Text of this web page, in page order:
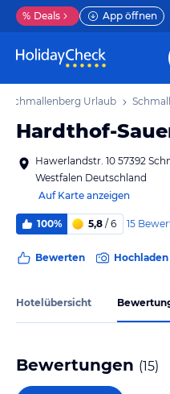
% Deals App öffnen
Schmallenberg Urlaub
Hardthof-
Hawerlandstr. 10 57392
Westfalen Deutschland
Auf Karte anzeigen
100% 5,8 / 6 15
Bewerten Hochladen
Hotelübersicht
Bewertungen (15)